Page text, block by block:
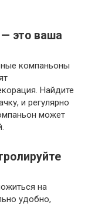
это ваша
компаньоны
Найдите
и регулярно
может
на
удобно,